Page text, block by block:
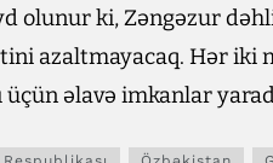
olunur ki, Zəngəzur
azaltmayacaq. Hər iki
əlavə imkanlar